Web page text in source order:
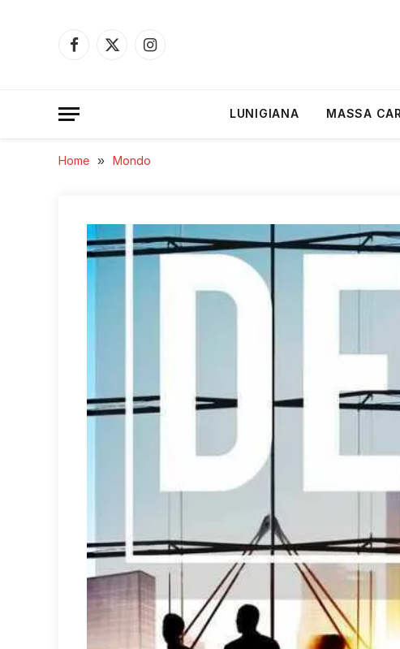
Facebook
X
Instagram
LUNIGIANA MASSA
Home » Mondo